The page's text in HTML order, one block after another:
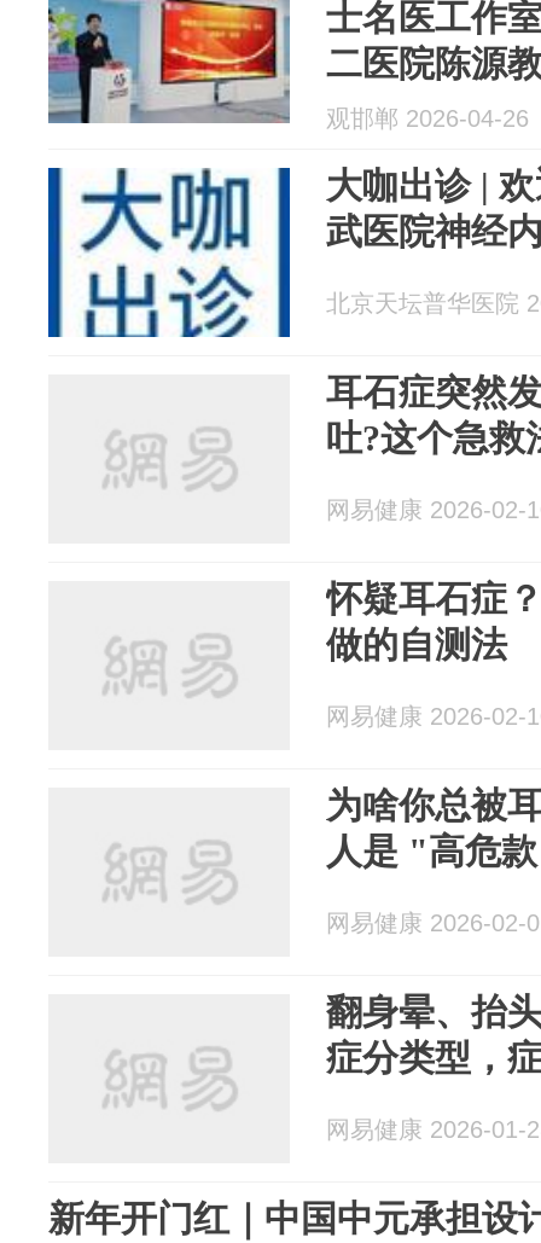
士名医工作
二医院陈源
落户市妇幼
观邯郸 2026-04-26
大咖出诊 |
武医院神经
北京天坛普华医院
耳石症突然
吐?这个急救
网易健康 2026-02-
怀疑耳石症
做的自测法
网易健康 2026-02-
为啥你总被
人是 "高危
网易健康 2026-02-
翻身晕、抬
症分类型，
网易健康 2026-01-
新年开门红｜中国中元承担设